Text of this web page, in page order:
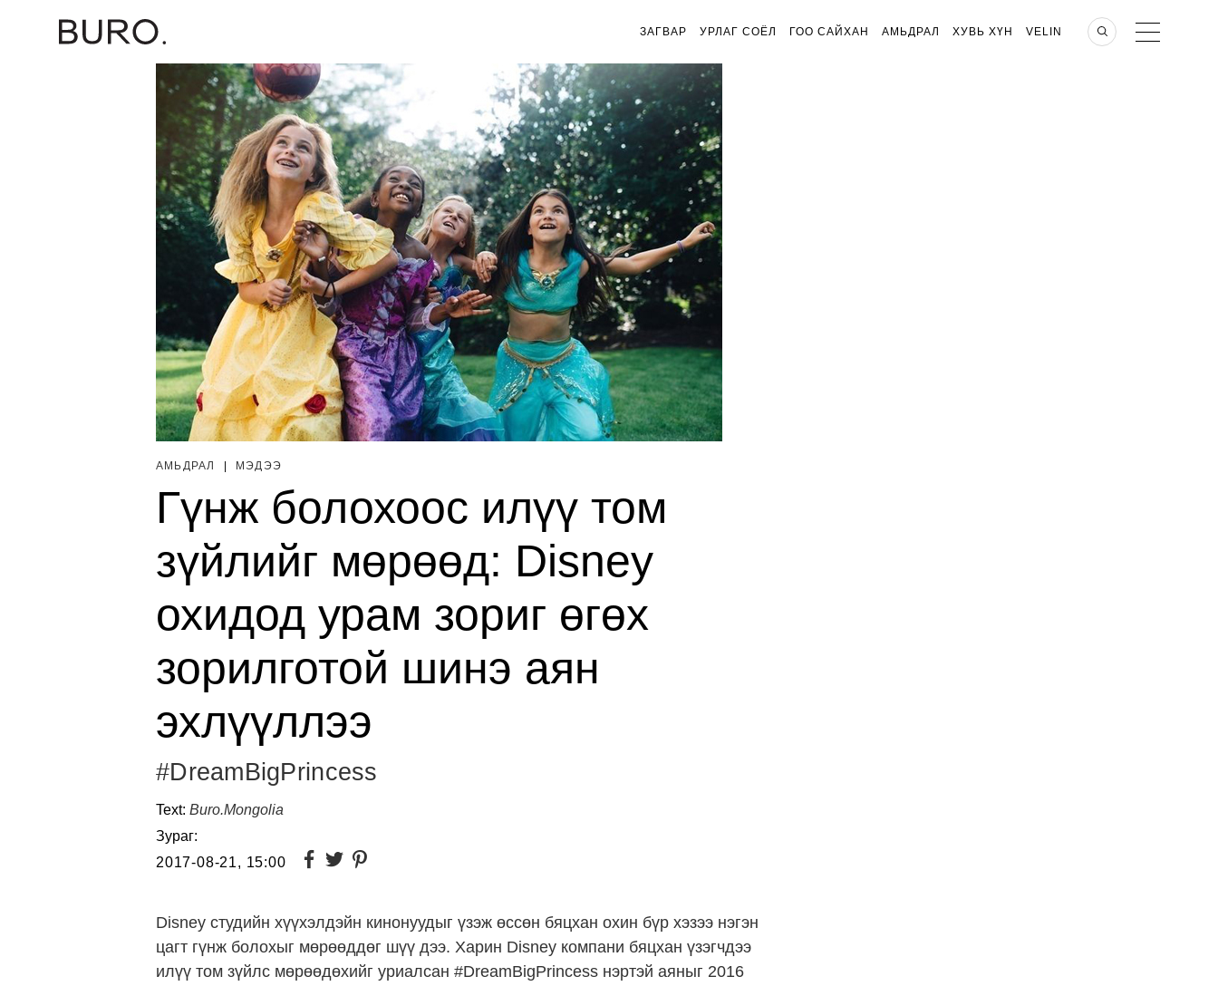
ЗАГВАР УРЛАГ СОЁЛ ГОО САЙХАН АМЬДРАЛ ХУВЬ ХҮН VELIN
АМЬДРАЛ МЭДЭЭ
Гүнж болохоос илүү том
зүйлийг мөрөөд: Disney
охидод урам зориг өгөх
зорилготой шинэ аян
эхлүүллээ
#DreamBigPrincess
Text: Buro.Mongolia
Зураг:
2017-08-21, 15:00
Disney студийн хүүхэлдэйн кинонуудыг үзэж өссөн бяцхан охин бүр хэзээ нэгэн
цагт гүнж болохыг мөрөөддөг шүү дээ. Харин Disney компани бяцхан үзэгчдээ
илүү том зүйлс мөрөөдөхийг уриалсан #DreamBigPrincess нэртэй аяныг 2016